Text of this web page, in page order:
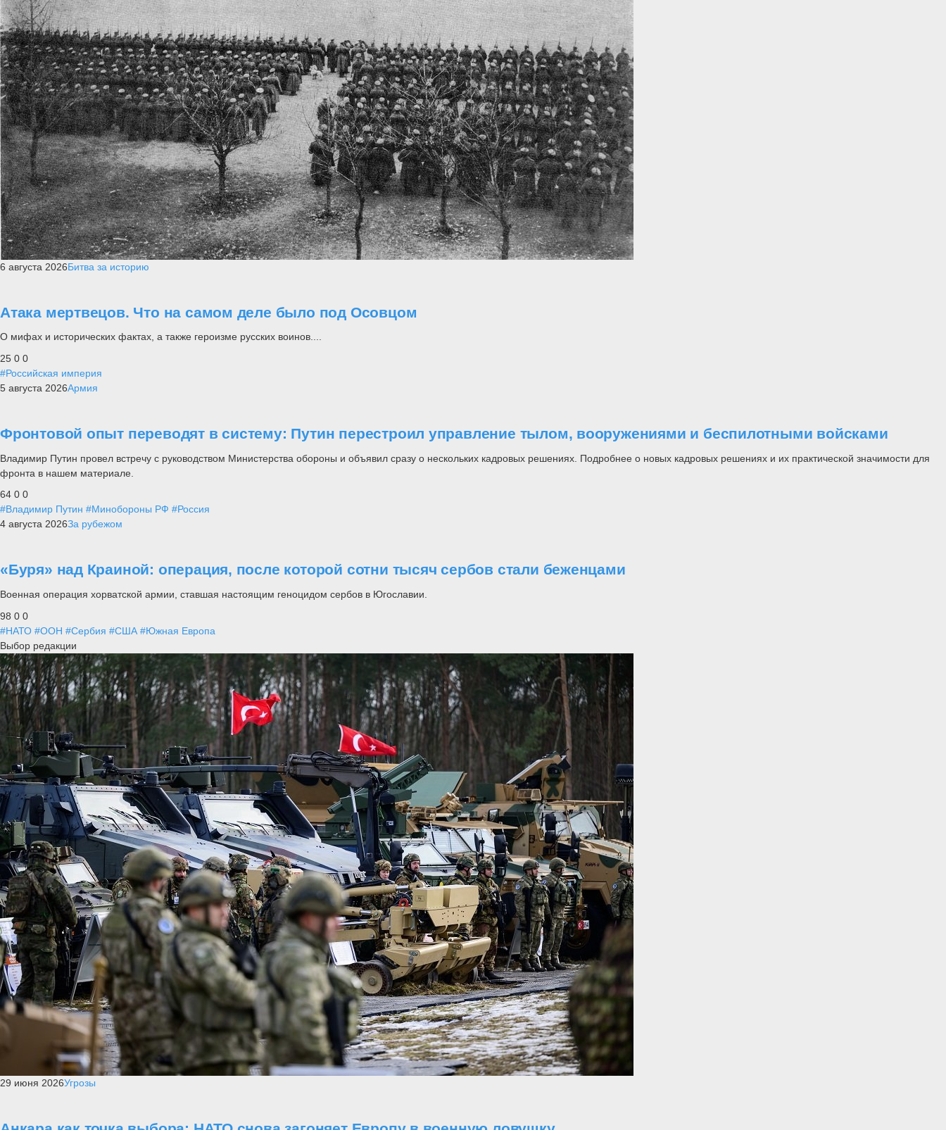
6 августа 2026Битва за историю
Атака мертвецов. Что на самом деле было под Осовцом
О мифах и исторических фактах, а также героизме русских воинов....
25 0 0
#Российская империя
5 августа 2026Армия
Фронтовой опыт переводят в систему: Путин перестроил управление тылом, вооружениями и беспилотными войсками
Владимир Путин провел встречу с руководством Министерства обороны и объявил сразу о нескольких кадровых решениях. Подробнее о новых кадровых решениях и их практической значимости для
фронта в нашем материале.
64 0 0
#Владимир Путин #Минобороны РФ #Россия
4 августа 2026За рубежом
«Буря» над Краиной: операция, после которой сотни тысяч сербов стали беженцами
Военная операция хорватской армии, ставшая настоящим геноцидом сербов в Югославии.
98 0 0
#НАТО #ООН #Сербия #США #Южная Европа
Выбор редакции
29 июня 2026Угрозы